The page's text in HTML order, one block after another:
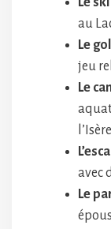
au
Le
jeu
Le
avec
Le